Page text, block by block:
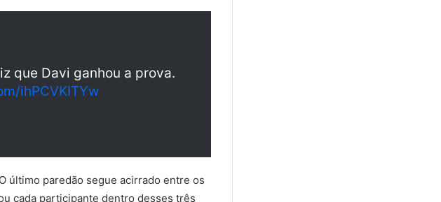
que Davi ganhou a prova.
ihPCVKITYw
último paredão segue acirrado entre os
cada participante dentro desses três